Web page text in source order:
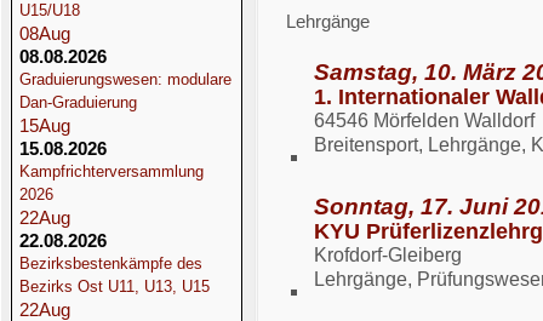
U15/U18
08Aug
08.08.2026
Graduierungswesen: modulare
Dan-Graduierung
15Aug
15.08.2026
Kampfrichterversammlung
2026
22Aug
22.08.2026
Bezirksbestenkämpfe des
Bezirks Ost U11, U13, U15
22Aug
Lehrgänge
Samstag, 10. März
1. Internationaler
64546 Mörfelden Walldorf
Breitensport, Lehrgänge,
Sonntag, 17. Juni
KYU
Krofdorf-Gleiberg
Lehrgänge,